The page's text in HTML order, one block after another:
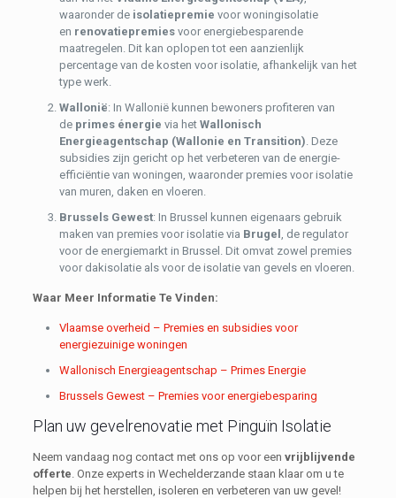
waaronder de isolatiepremie voor woningisolatie
en renovatiepremiesvoor energiebesparende
maatregelen. Dit kan oplopen tot een aanzienlijk
percentage van de kosten voor isolatie, afhankelijk van het
type werk.
Wallonië: In Wallonië kunnen bewoners profiteren van
de primes énergie via het Wallonisch
Energieagentschap (Wallonie en Transition) . Deze
subsidies zijn gericht op het verbeteren van de energie-
efficiëntie van woningen, waaronder premies voor isolatie
van muren, daken en vloeren.
Brussels Gewest: In Brussel kunnen eigenaars gebruik
maken van premies voor isolatie via Brugel
, de regulator
voor de energiemarkt in Brussel. Dit omvat zowel premies
voor dakisolatie als voor de isolatie van gevels en vloeren.
Waar Meer Informatie Te Vinden:
Vlaamse overheid – Premies en subsidies voor
energiezuinige woningen
Wallonisch Energieagentschap – Primes Energie
Brussels Gewest – Premies voor energiebesparing
Plan uw gevelrenovatie met Pinguïn Isolatie
Neem vandaag nog contact met ons op voor een vrijblijvende
offerte . Onze experts in Wechelderzande staan klaar om u te
helpen bij het herstellen, isoleren en verbeteren van uw gevel!